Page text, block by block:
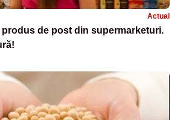
Actual
de post din supermarketuri.